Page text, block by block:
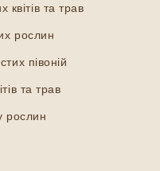
квітів та трав
рослин
півоній
та трав
рослин